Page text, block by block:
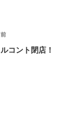
投
稿
前
の
前
ルコント閉店！